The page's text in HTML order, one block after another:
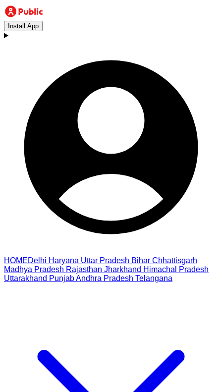
Install App
HOMEDelhi Haryana Uttar Pradesh Bihar Chhattisgarh
Madhya Pradesh Rajasthan Jharkhand Himachal Pradesh
Uttarakhand PunjabAndhra Pradesh Telangana